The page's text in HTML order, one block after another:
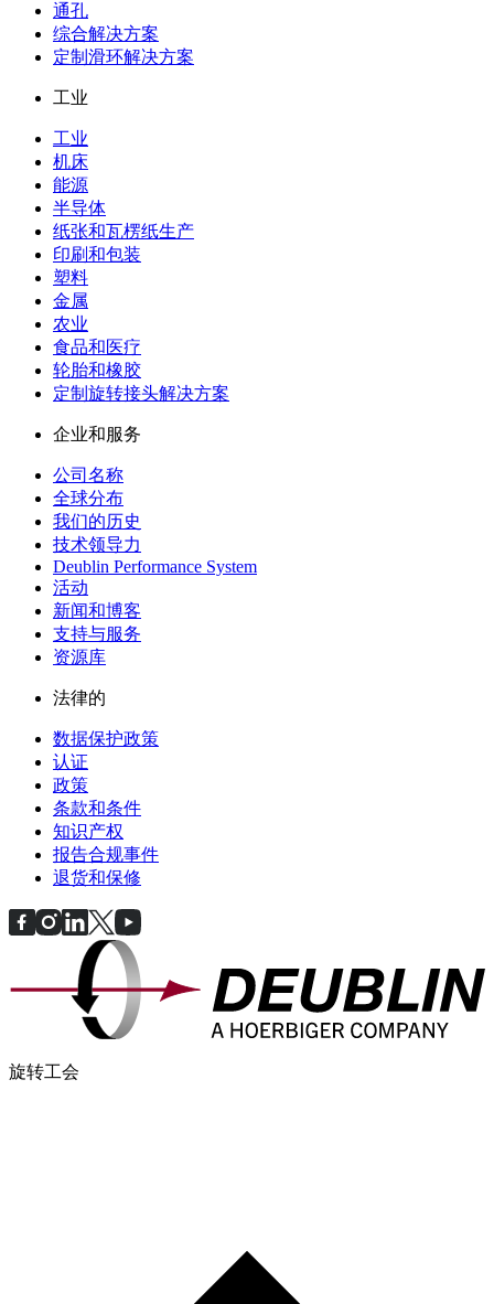
通孔
综合解决方案
定制滑环解决方案
工业
工业
机床
能源
半导体
纸张和瓦楞纸生产
印刷和包装
塑料
金属
农业
食品和医疗
轮胎和橡胶
定制旋转接头解决方案
企业和服务
公司名称
全球分布
我们的历史
技术领导力
Deublin Performance System
活动
新闻和博客
支持与服务
资源库
法律的
数据保护政策
认证
政策
条款和条件
知识产权
报告合规事件
退货和保修
旋转工会